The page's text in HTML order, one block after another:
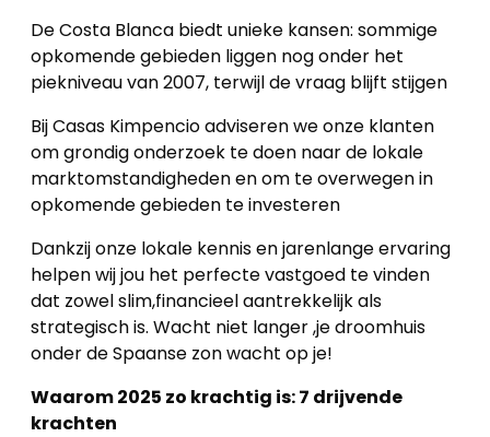
De Costa Blanca biedt unieke kansen: sommige
opkomende gebieden liggen nog onder het
piekniveau van 2007, terwijl de vraag blijft stijgen
Bij Casas Kimpencio adviseren we onze klanten
om grondig onderzoek te doen naar de lokale
marktomstandigheden en om te overwegen in
opkomende gebieden te investeren
Dankzij onze lokale kennis en jarenlange ervaring
helpen wij jou het perfecte vastgoed te vinden
dat zowel slim,financieel aantrekkelijk als
strategisch is. Wacht niet langer ,je droomhuis
onder de Spaanse zon wacht op je!
Waarom 2025 zo krachtig is: 7 drijvende
krachten